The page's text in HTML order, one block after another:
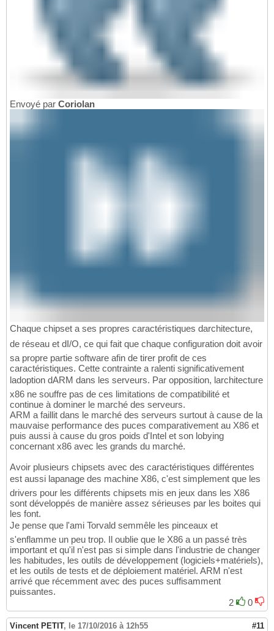
Envoyé par Coriolan
Chaque chipset a ses propres caractéristiques darchitecture,
de réseau et dI/O, ce qui fait que chaque configuration doit avoir
sa propre partie software afin de tirer profit de ces
caractéristiques. Cette contrainte a ralenti significativement
ladoption dARM dans les serveurs. Par opposition, larchitecture
x86 ne souffre pas de ces limitations de compatibilité et
continue à dominer le marché des serveurs.
ARM a faillit dans le marché des serveurs surtout à cause de la
mauvaise performance des puces comparativement au X86 et
puis aussi à cause du gros poids d'Intel et son lobying
concernant x86 avec les grands du marché.
Avoir plusieurs chipsets avec des caractéristiques différentes
est aussi lapanage des machine X86, c'est simplement que les
drivers pour les différents chipsets mis en jeux dans les X86
sont développés de manière assez sérieuses par les boites qui
les font.
Je pense que l'ami Torvald semmêle les pinceaux et
s'enflamme un peu trop. Il oublie que le X86 a un passé très
important et qu'il n'est pas si simple dans l'industrie de changer
les habitudes, les outils de développement (logiciels+matériels),
et les outils de tests et de déploiement matériel. ARM n'est
arrivé que récemment avec des puces suffisamment
puissantes.
2
0
Vincent PETIT, le 17/10/2016 à 12h55 #11